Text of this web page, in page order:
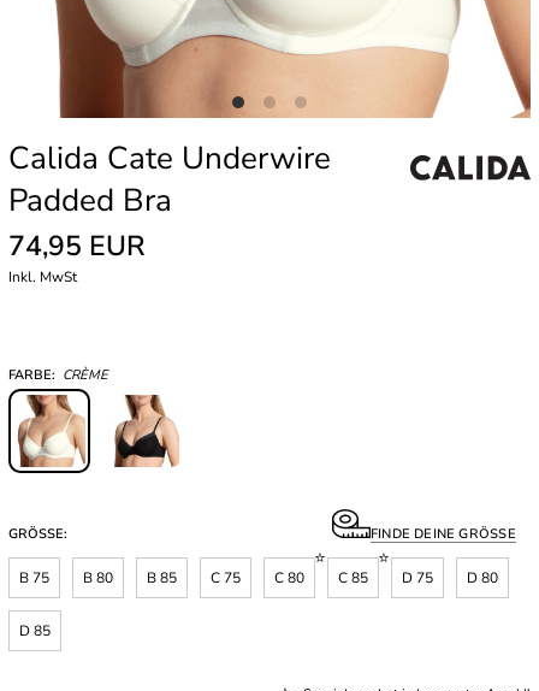
Calida Cate Underwire
Padded Bra
74,95 EUR
Inkl. MwSt
FARBE: CRÈME
GRÖSSE: FINDE DEINE GRÖSSE
B 75 B 80 B 85 C 75 C 80 C 85 D 75 D 80
D 85